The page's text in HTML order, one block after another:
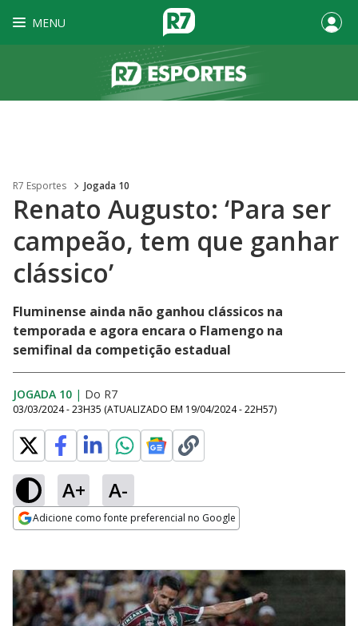
MENU
R7 Esportes Jogada 10
Renato Augusto: ‘Para ser
campeão, tem que ganhar
clássico’
Fluminense ainda não ganhou clássicos na
temporada e agora encara o Flamengo na
semifinal da competição estadual
JOGADA 10 | Do R7
03/03/2024 - 23H35 (ATUALIZADO EM 19/04/2024 - 22H57)
A+ A-
Adicione como fonte preferencial no Google